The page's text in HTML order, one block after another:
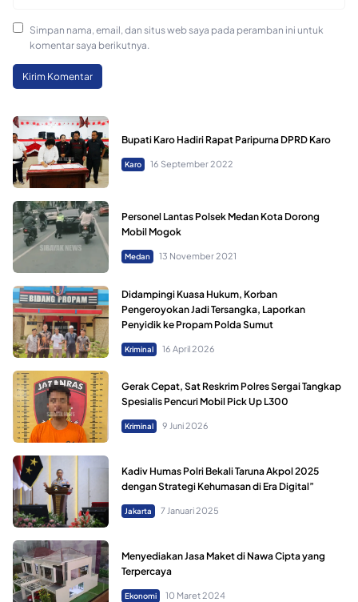
Simpan nama, email, dan situs web saya pada peramban ini untuk
komentar saya berikutnya.
Bupati Karo Hadiri Rapat Paripurna DPRD Karo
Karo 16 September 2022
Personel Lantas Polsek Medan Kota Dorong
Mobil Mogok
Medan 13 November 2021
Didampingi Kuasa Hukum, Korban
Pengeroyokan Jadi Tersangka, Laporkan
Penyidik ke Propam Polda Sumut
Kriminal 16 April 2026
Gerak Cepat, Sat Reskrim Polres Sergai Tangkap
Spesialis Pencuri Mobil Pick Up L300
Kriminal 9 Juni 2026
Kadiv Humas Polri Bekali Taruna Akpol 2025
dengan Strategi Kehumasan di Era Digital”
Jakarta 7 Januari 2025
Menyediakan Jasa Maket di Nawa Cipta yang
Terpercaya
Ekonomi 10 Maret 2024